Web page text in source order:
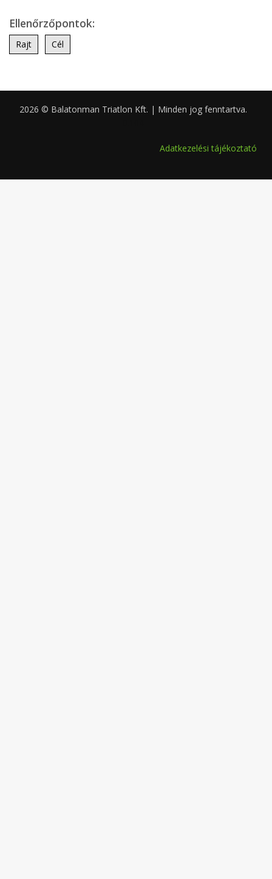
Ellenőrzőpontok:
Rajt Cél
2026 © Balatonman Triatlon Kft. | Minden jog fenntartva.
Adatkezelési tájékoztató